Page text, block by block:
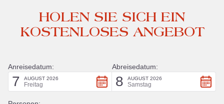
HOLEN SIE SICH EIN
KOSTENLOSES ANGEBOT